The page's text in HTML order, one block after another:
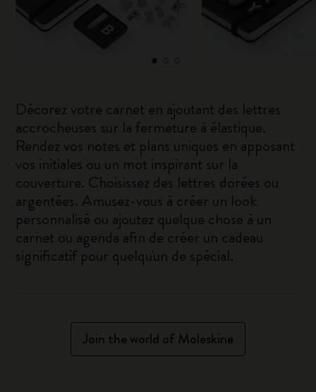
Décorez votre carnet en ajoutant des lettres
accrocheuses sur la fermeture à élastique.
Rendez vos notes et plans uniques en apposant
vos initiales ou un mot inspirant sur la
couverture. Choisissez des lettres dorées ou
argentées. Amusez-vous à créer un look
personnalisé ou ajoutez quelque chose à un
carnet ou agenda afin de créer un cadeau
significatif pour quelqu'un de spécial.
Join the world of Moleskine